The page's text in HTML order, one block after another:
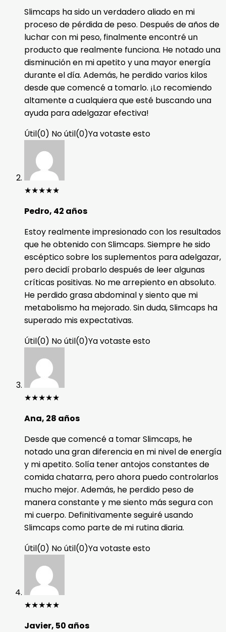
Slimcaps ha sido un verdadero aliado en mi
proceso de pérdida de peso. Después de años de
luchar con mi peso, finalmente encontré un
producto que realmente funciona. He notado una
disminución en mi apetito y una mayor energía
durante el día. Además, he perdido varios kilos
desde que comencé a tomarlo. ¡Lo recomiendo
altamente a cualquiera que esté buscando una
ayuda para adelgazar efectiva!
Útil(0) No útil(0)Ya votaste esto
★★★★★
Pedro, 42 años
Estoy realmente impresionado con los resultados
que he obtenido con Slimcaps. Siempre he sido
escéptico sobre los suplementos para adelgazar,
pero decidí probarlo después de leer algunas
críticas positivas. No me arrepiento en absoluto.
He perdido grasa abdominal y siento que mi
metabolismo ha mejorado. Sin duda, Slimcaps ha
superado mis expectativas.
Útil(0) No útil(0)Ya votaste esto
★★★★★
Ana, 28 años
Desde que comencé a tomar Slimcaps, he
notado una gran diferencia en mi nivel de energía
y mi apetito. Solía tener antojos constantes de
comida chatarra, pero ahora puedo controlarlos
mucho mejor. Además, he perdido peso de
manera constante y me siento más segura con
mi cuerpo. Definitivamente seguiré usando
Slimcaps como parte de mi rutina diaria.
Útil(0) No útil(0)Ya votaste esto
★★★★★
Javier, 50 años